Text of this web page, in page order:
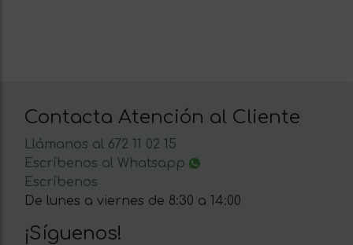
Contacta Atención al Cliente
Llámanos al 672 11 02 15
Escríbenos al Whatsapp
Escríbenos
De lunes a viernes de 8:30 a 14:00
¡Síguenos!